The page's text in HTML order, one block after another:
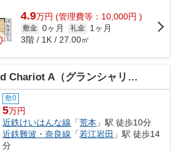
4.9万円 (管理費等：10,000円 )
敷金 0ヶ月 礼金
1ヶ月
3階 / 1K / 27.00㎡
A（グランシャリオA)（荒本賃貸）
敷0
5万円
近鉄けいはんな線 「荒本 」駅 徒歩10分
近鉄難波・奈良線 「若江岩田 」駅 徒歩14
分